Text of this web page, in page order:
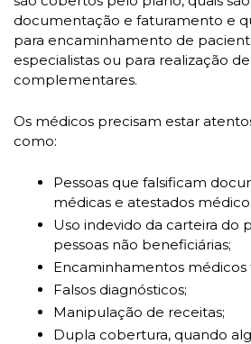
documentação e faturamento e
para encaminhamento de
especialistas ou para realização
complementares.
Os médicos precisam estar
como:
Pessoas que falsificam
médicas e atestados
Uso indevido da carteira do
pessoas não beneficiárias;
Encaminhamentos médicos
Falsos diagnósticos;
Manipulação de receitas;
Dupla cobertura, quando